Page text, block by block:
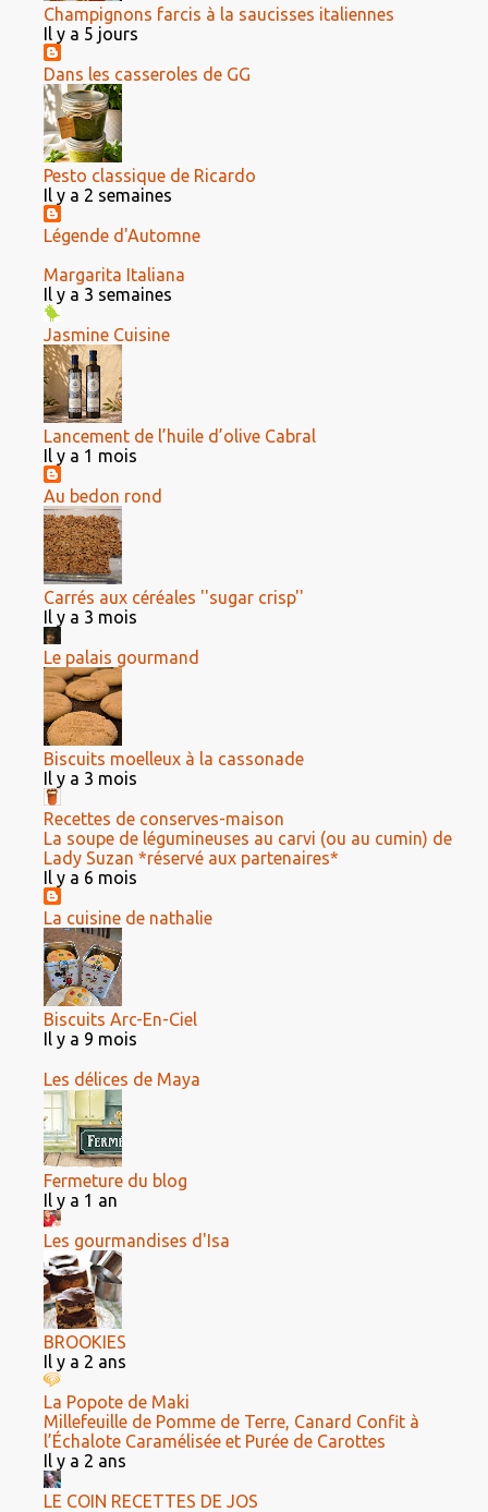
Champignons farcis à la saucisses italiennes
Il y a 5 jours
Dans les casseroles de GG
Pesto classique de Ricardo
Il y a 2 semaines
Légende d'Automne
Margarita Italiana
Il y a 3 semaines
Jasmine Cuisine
Lancement de l’huile d’olive Cabral
Il y a 1 mois
Au bedon rond
Carrés aux céréales ''sugar crisp''
Il y a 3 mois
Le palais gourmand
Biscuits moelleux à la cassonade
Il y a 3 mois
Recettes de conserves-maison
La soupe de légumineuses au carvi (ou au cumin) de
Lady Suzan *réservé aux partenaires*
Il y a 6 mois
La cuisine de nathalie
Biscuits Arc-En-Ciel
Il y a 9 mois
Les délices de Maya
Fermeture du blog
Il y a 1 an
Les gourmandises d'Isa
BROOKIES
Il y a 2 ans
La Popote de Maki
Millefeuille de Pomme de Terre, Canard Confit à
l’Échalote Caramélisée et Purée de Carottes
Il y a 2 ans
LE COIN RECETTES DE JOS